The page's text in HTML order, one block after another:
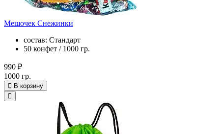
Мешочек Снежинки
состав: Стандарт
50 конфет / 1000 гр.
990 ₽
1000 гр.
В корзину